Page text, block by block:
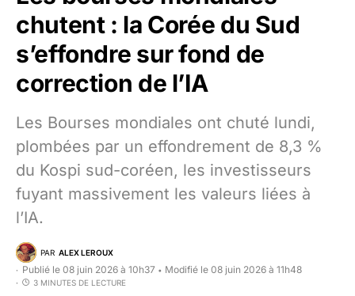
chutent : la Corée du Sud
s’effondre sur fond de
correction de l’IA
Les Bourses mondiales ont chuté lundi,
plombées par un effondrement de 8,3 %
du Kospi sud-coréen, les investisseurs
fuyant massivement les valeurs liées à
l’IA.
PAR ALEX LEROUX
Publié le 08 juin 2026 à 10h37 • Modifié le 08 juin 2026 à 11h48
3 MINUTES DE LECTURE